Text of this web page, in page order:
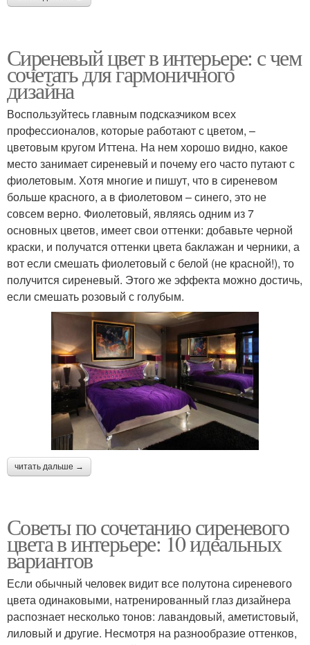
Сиреневый цвет в интерьере: с чем
сочетать для гармоничного
дизайна
Воспользуйтесь главным подсказчиком всех
профессионалов, которые работают с цветом, –
цветовым кругом Иттена. На нем хорошо видно, какое
место занимает сиреневый и почему его часто путают с
фиолетовым. Хотя многие и пишут, что в сиреневом
больше красного, а в фиолетовом – синего, это не
совсем верно. Фиолетовый, являясь одним из 7
основных цветов, имеет свои оттенки: добавьте черной
краски, и получатся оттенки цвета баклажан и черники, а
вот если смешать фиолетовый с белой (не красной!), то
получится сиреневый. Этого же эффекта можно достичь,
если смешать розовый с голубым.
читать дальше →
Советы по сочетанию сиреневого
цвета в интерьере: 10 идеальных
вариантов
Если обычный человек видит все полутона сиреневого
цвета одинаковыми, натренированный глаз дизайнера
распознает несколько тонов: лавандовый, аметистовый,
лиловый и другие. Несмотря на разнообразие оттенков,